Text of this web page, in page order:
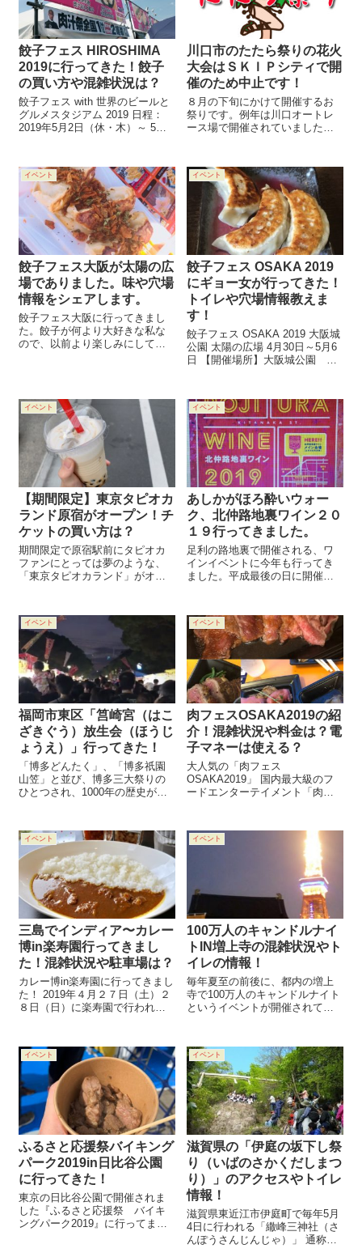
餃子フェス HIROSHIMA
2019に行ってきた！餃子
の買い方や混雑状況は？
餃子フェス with 世界のビールと
グルメスタジアム 2019 日程：
2019年5月2日（休・木）～ 5月6
民球場跡地 場所：旧広島市民球
場跡地 〒730-0011 広島県...
川口市のたたら祭りの花火
大会はＳＫＩＰシティで開
催のため中止です！
８月の下旬にかけて開催するお
祭りです。例年は川口オートレ
ース場で開催されていました
ために、毎年行われていた花火
大会も中止となります。 川口オ
ートレース場は、2017年3月の
耐...
イベント
餃子フェス大阪が太陽の広
場でありました。味や穴場
情報をシェアします。
餃子フェス大阪に行ってきまし
た。餃子が何より大好きな私な
ので、以前より楽しみにしてい
今回の餃子フェス大阪で食べた
餃子をシェア...
イベント
餃子フェス OSAKA 2019
にギョー女が行ってきた！
トイレや穴場情報教えま
す！
餃子フェス OSAKA 2019 大阪城
公園 太陽の広場 4月30日～5月6
日 【開催場所】大阪城公園 太
【交通手段】電車の場合(大阪城
公園駅)、大阪から環状線で10分
で...
イベント
【期間限定】東京タピオカ
ランド原宿がオープン！チ
ケットの買い方は？
期間限定で原宿駅前にタピオカ
ファンにとっては夢のような、
「東京タピオカランド」がオー
ニーランドバージョンでしょう
か？たくさんのタピオカ有名店
や撮影スポットなど楽しいこと
いっぱいです。...
イベント
あしかがほろ酔いウォー
ク、北仲路地裏ワイン２０
１９行ってきました。
足利の路地裏で開催される、ワ
インイベントに今年も行ってき
ました。平成最後の日に開催さ
す。 その理由は、フェイスブッ
クのページ「北仲路地裏ワイ
ン」によると、 北仲路地裏ワイ
ンをおやすみさ...
イベント
福岡市東区「筥崎宮（はこ
ざきぐう）放生会（ほうじ
ょうえ）」行ってきた！
「博多どんたく」、「博多祇園
山笠」と並び、博多三大祭りの
ひとつされ、1000年の歴史があ
え）」に行ってきたので、感想
を書いてみたと思う。 福岡市東
区箱崎で行われる放生会という
お祭りなので...
イベント
肉フェスOSAKA2019の紹
介！混雑状況や料金は？電
子マネーは使える？
大人気の「肉フェス
OSAKA2019」 国内最大級のフ
ードエンターテイメント「肉フ
（休・月） 開催時間は、
10:00〜21:00 ※初日12:00〜、最
イベント
三島でインディア〜カレー
博in楽寿園行ってきまし
た！混雑状況や駐車場は？
カレー博in楽寿園に行ってきまし
た！ 2019年４月２７日（土）２
８日（日）に楽寿園で行われて
南口からすぐ 時間ー10:00～
16:00 会場ー三島市立公園 楽寿
園 住所ー〒411-...
イベント
100万人のキャンドルナイ
トIN増上寺の混雑状況やト
イレの情報！
毎年夏至の前後に、都内の増上
寺で100万人のキャンドルナイト
というイベントが開催されてい
年より始まったイベントです。
主 催は大地を守る会、J-
WAVEで、オーガニックマルシ
ェや...
イベント
ふるさと応援祭バイキング
パーク2019in日比谷公園
に行ってきた！
東京の日比谷公園で開催されま
した『ふるさと応援祭 バイキ
ングパーク2019』に行ってまい
イベント
滋賀県の「伊庭の坂下し祭
り（いばのさかくだしまつ
り）」のアクセスやトイレ
情報！
滋賀県東近江市伊庭町で毎年5月
4日に行われる「繖峰三神社（さ
んぽうさんじんじゃ）」 通称、